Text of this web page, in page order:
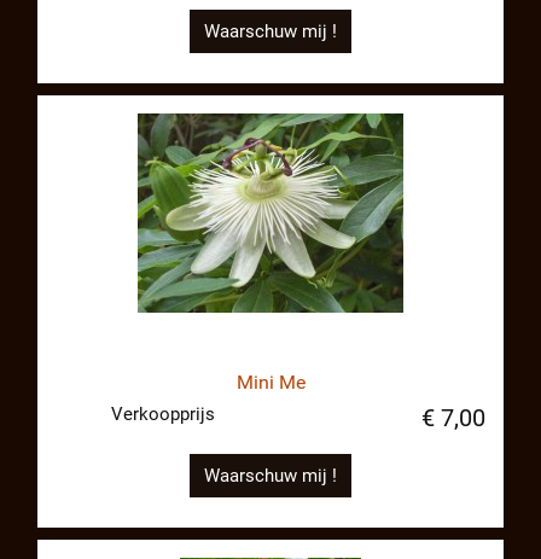
Waarschuw mij !
Mini Me
Verkoopprijs € 7,00
Waarschuw mij !